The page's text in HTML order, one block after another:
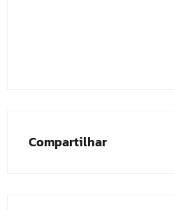
Compartilhar